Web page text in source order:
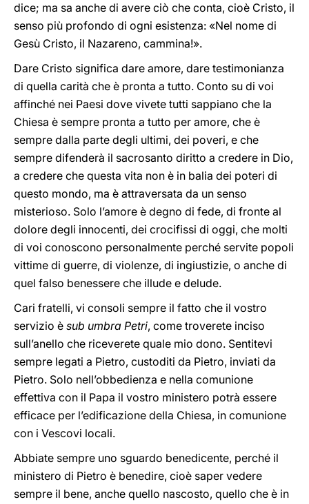
dice; ma sa anche di avere ciò che conta, cioè Cristo, il
senso più profondo di ogni esistenza: «Nel nome di
Gesù Cristo, il Nazareno, cammina!».
Dare Cristo significa dare amore, dare testimonianza
di quella carità che è pronta a tutto. Conto su di voi
affinché nei Paesi dove vivete tutti sappiano che la
Chiesa è sempre pronta a tutto per amore, che è
sempre dalla parte degli ultimi, dei poveri, e che
sempre difenderà il sacrosanto diritto a credere in Dio,
a credere che questa vita non è in balia dei poteri di
questo mondo, ma è attraversata da un senso
misterioso. Solo l’amore è degno di fede, di fronte al
dolore degli innocenti, dei crocifissi di oggi, che molti
di voi conoscono personalmente perché servite popoli
vittime di guerre, di violenze, di ingiustizie, o anche di
quel falso benessere che illude e delude.
Cari fratelli, vi consoli sempre il fatto che il vostro
servizio è sub umbra Petri, come troverete inciso
sull’anello che riceverete quale mio dono. Sentitevi
sempre legati a Pietro, custoditi da Pietro, inviati da
Pietro. Solo nell’obbedienza e nella comunione
effettiva con il Papa il vostro ministero potrà essere
efficace per l’edificazione della Chiesa, in comunione
con i Vescovi locali.
Abbiate sempre uno sguardo benedicente, perché il
ministero di Pietro è benedire, cioè saper vedere
sempre il bene, anche quello nascosto, quello che è in